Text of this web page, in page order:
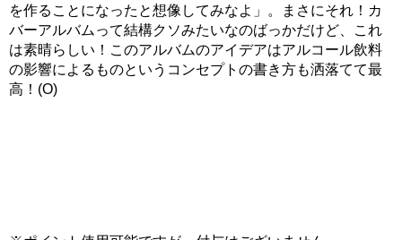
を作ることになったと想像してみなよ」。まさにそれ！カ
バーアルバムって結構クソみたいなのばっかだけど、これ
は素晴らしい！このアルバムのアイデアはアルコール飲料
の影響によるものというコンセプトの書き方も洒落てて最
高！(O)